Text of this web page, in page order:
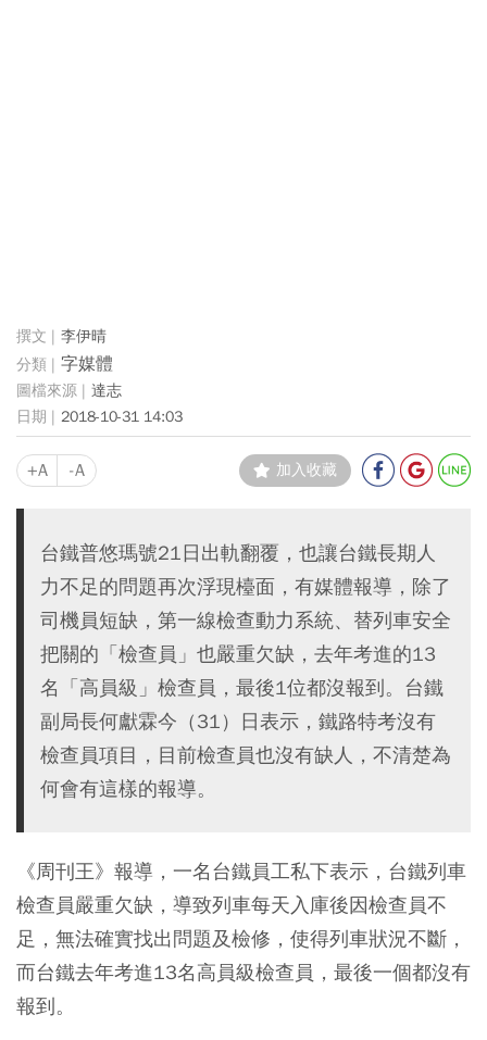
李伊晴
字媒體
達志
2018-10-31 14:03
+A -A 加入收藏
台鐵普悠瑪號21日出軌翻覆，也讓台鐵長期人
力不足的問題再次浮現檯面，有媒體報導，除了
司機員短缺，第一線檢查動力系統、替列車安全
把關的「檢查員」也嚴重欠缺，去年考進的13
名「高員級」檢查員，最後1位都沒報到。台鐵
副局長何獻霖今（31）日表示，鐵路特考沒有
檢查員項目，目前檢查員也沒有缺人，不清楚為
何會有這樣的報導。
《周刊王》報導，一名台鐵員工私下表示，台鐵列車
檢查員嚴重欠缺，導致列車每天入庫後因檢查員不
足，無法確實找出問題及檢修，使得列車狀況不斷，
而台鐵去年考進13名高員級檢查員，最後一個都沒有
報到。